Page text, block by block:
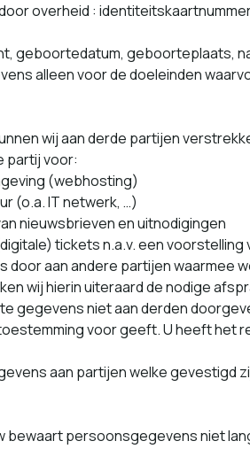
over­heid :
geboorte­da­tum, geboorteplaats,
alleen voor de doelein­den
wij aan derde par­ti­jen
par­tij voor:
(web­host­ing)
(o.a. IT netwerk, …)
nieuws­brieven en uitn­odigin­gen
tick­ets n.a.v. een voorstelling
door aan andere par­ti­jen
wij hierin uit­er­aard de nodi­ge
gegevens niet aan der­den
voor geeft. U heeft het
aan par­ti­jen welke geves­tigd
bewaart per­soon­s­gegevens niet